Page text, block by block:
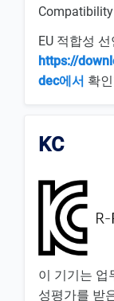
EU 적합성
https://
dec에서 확
KC
이 기기는 업
성평가를 받